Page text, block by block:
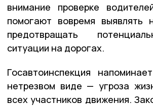
внимание проверке
помогают вовремя выявлять
предотвращать
ситуации на дорогах.
Госавтоинспекция
нетрезвом виде — угроза
всех участников движения.